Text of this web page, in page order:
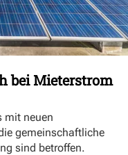
bei Mieterstrom
mit neuen
gemeinschaftliche
sind betroffen.